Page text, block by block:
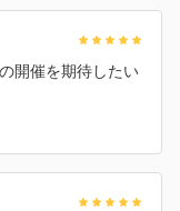
開催を期待したい